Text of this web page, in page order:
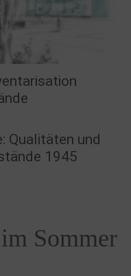
Qualitäten und
1945
Sommer